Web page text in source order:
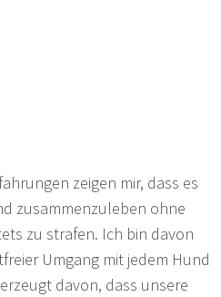
zeigen mir, dass es
zusammenzuleben ohne
zu strafen. Ich bin davon
Umgang mit jedem Hund
davon, dass unsere